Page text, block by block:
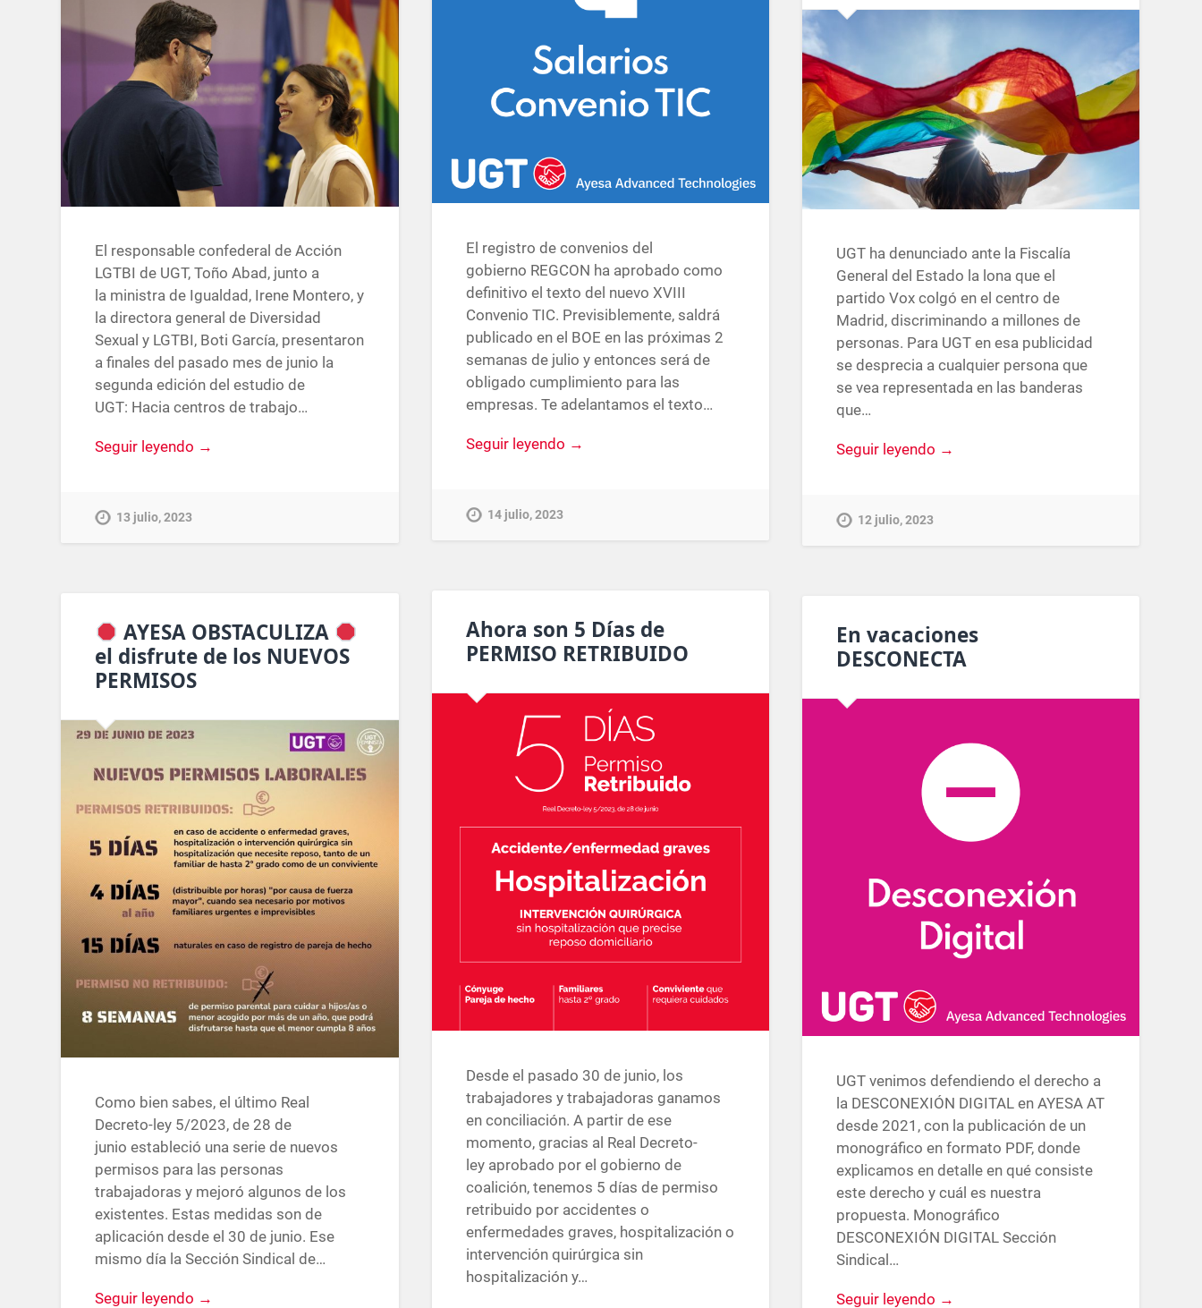
El registro de convenios del
gobierno REGCON ha aprobado como
definitivo el texto del nuevo XVIII
Convenio TIC. Previsiblemente, saldrá
publicado en el BOE en las próximas 2
semanas de julio y entonces será de
obligado cumplimiento para las
empresas. Te adelantamos el texto…
Seguir leyendo →
14 julio, 2023
El responsable confederal de Acción
LGTBI de UGT, Toño Abad, junto a
la ministra de Igualdad, Irene Montero, y
la directora general de Diversidad
Sexual y LGTBI, Boti García, presentaron
a finales del pasado mes de junio la
segunda edición del estudio de
UGT: Hacia centros de trabajo…
Seguir leyendo →
13 julio, 2023
UGT ha denunciado ante la Fiscalía
General del Estado la lona que el
partido Vox colgó en el centro de
Madrid, discriminando a millones de
personas. Para UGT en esa publicidad
se desprecia a cualquier persona que
se vea representada en las banderas
que…
Seguir leyendo →
12 julio, 2023
Ahora son 5 Días de
PERMISO RETRIBUIDO
Desde el pasado 30 de junio, los
trabajadores y trabajadoras ganamos
en conciliación. A partir de ese
momento, gracias al Real Decreto-
ley aprobado por el gobierno de
coalición, tenemos 5 días de permiso
retribuido por accidentes o
enfermedades graves, hospitalización o
intervención quirúrgica sin
hospitalización y…
AYESA OBSTACULIZA
el disfrute de los NUEVOS
PERMISOS
Como bien sabes, el último Real
Decreto-ley 5/2023, de 28 de
junio estableció una serie de nuevos
permisos para las personas
trabajadoras y mejoró algunos de los
existentes. Estas medidas son de
aplicación desde el 30 de junio. Ese
mismo día la Sección Sindical de…
Seguir leyendo →
En vacaciones
DESCONECTA
UGT venimos defendiendo el derecho a
la DESCONEXIÓN DIGITAL en AYESA AT
desde 2021, con la publicación de un
monográfico en formato PDF, donde
explicamos en detalle en qué consiste
este derecho y cuál es nuestra
propuesta. Monográfico
DESCONEXIÓN DIGITAL Sección
Sindical…
Seguir leyendo →